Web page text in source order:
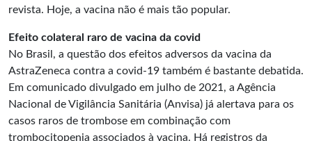
revista. Hoje, a vacina não é mais tão popular.
Efeito colateral raro de vacina da covid
No Brasil, a questão dos efeitos adversos da vacina da
AstraZeneca contra a covid-19 também é bastante debatida.
Em comunicado divulgado em julho de 2021, a Agência
Nacional de Vigilância Sanitária (Anvisa) já alertava para os
casos raros de trombose em combinação com
trombocitopenia associados à vacina. Há registros da